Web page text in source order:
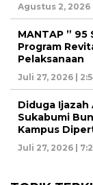
Agustus 2, 2026
MANTAP ”
Program
Pelaksanaan
Juli 27, 2026 |
Diduga Ijazah
Sukabumi
Kampus
Juli 27, 2026 |